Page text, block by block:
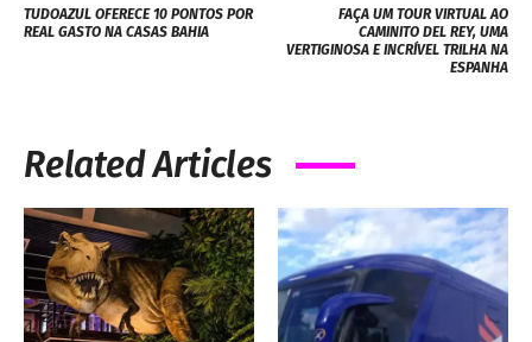
TUDOAZUL OFERECE 10 PONTOS POR
REAL GASTO NA CASAS BAHIA
FAÇA UM TOUR VIRTUAL AO
CAMINITO DEL REY, UMA
VERTIGINOSA E INCRÍVEL TRILHA NA
ESPANHA
Related Articles